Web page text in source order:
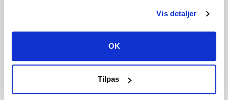
Vis detaljer
OK
Tilpas
Nätverk: Bredbandsanslutning
Läs mer